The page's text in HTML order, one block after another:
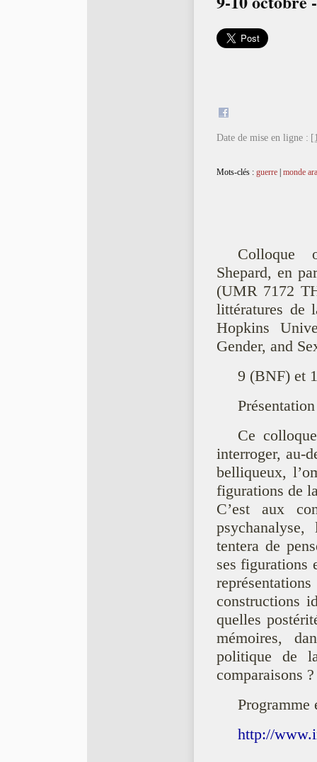
Date de mise en ligne :
Mots-clés : guerre| monde
Colloque
Shepard, en
(UMR 7172
littératures de
Hopkins
Gender, and
9 (BNF) et
Ce
interroger, au-
belliqueux,
figurations de
C’est aux
tentera de
ses figurations
constructions
quelles
mémoires,
politique de
comparaisons ?
Programme
http://